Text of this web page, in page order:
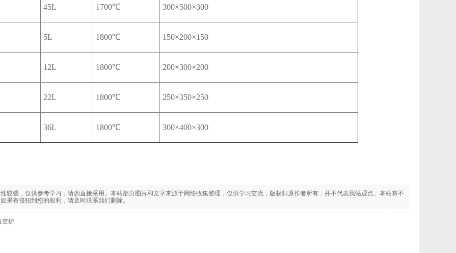
45L 1700℃ 300×500×300
5L 1800℃ 150×200×150
12L 1800℃ 200×300×200
22L 1800℃ 250×350×250
36L 1800℃ 300×400×300
较强，仅供参考学习，请勿直接采用。本站部分图片和文字来源于网络收集整理，仅供学习交流，版权归原作者所有，并不代表我站观点。本站将不
果有侵犯到您的权利，请及时联系我们删除。
空炉